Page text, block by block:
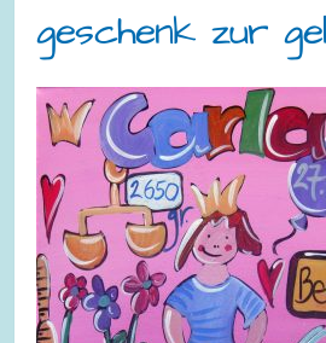
geschenk zur